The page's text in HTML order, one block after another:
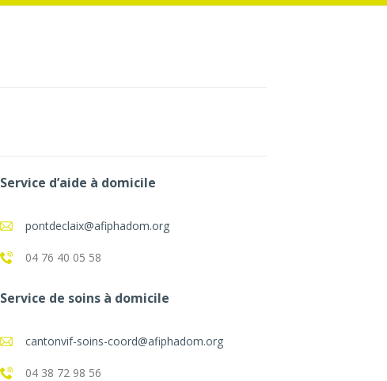
Service d’aide à domicile
pontdeclaix@afiphadom.org
04 76 40 05 58
Service de soins à domicile
cantonvif-soins-coord@afiphadom.org
04 38 72 98 56